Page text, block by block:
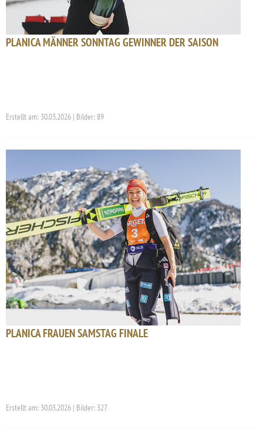
PLANICA MÄNNER SONNTAG GEWINNER DER SAISON
Erstellt am: 30.03.2026 | Bilder: 89
PLANICA FRAUEN SAMSTAG FINALE
Erstellt am: 30.03.2026 | Bilder: 327